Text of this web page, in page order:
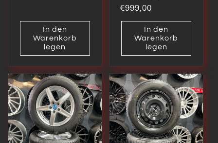
In den
Warenkorb
legen
Normaler
Preis
€999,00
In den
Warenkorb
legen